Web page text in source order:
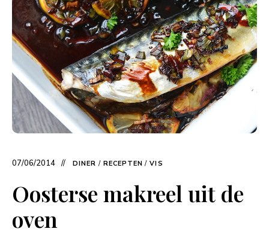
07/06/2014 DINER / RECEPTEN / VIS
Oosterse makreel uit de
oven